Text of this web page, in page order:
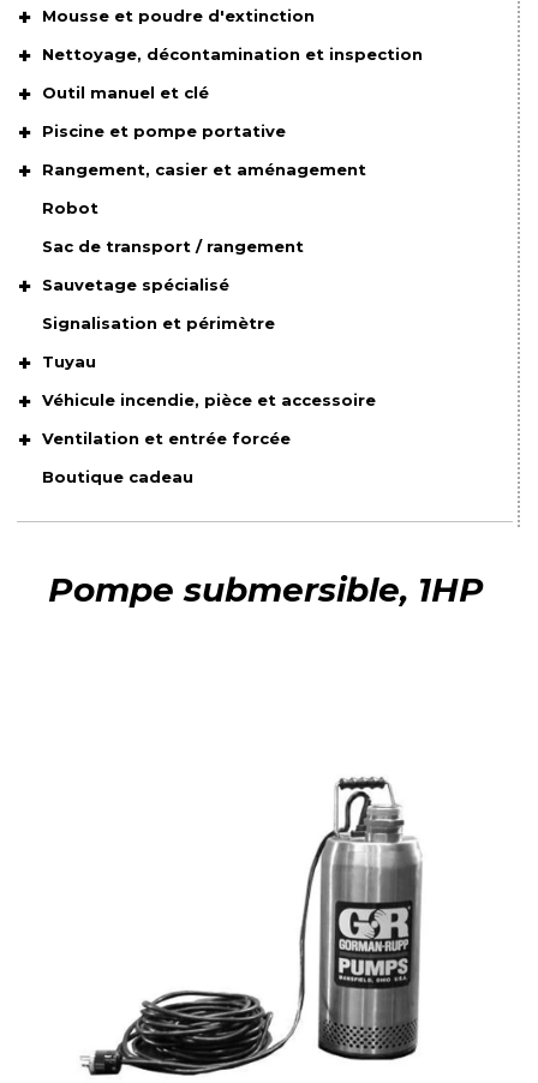
Mousse et poudre d'extinction
Nettoyage, décontamination et inspection
Outil manuel et clé
Piscine et pompe portative
Rangement, casier et aménagement
Robot
Sac de transport / rangement
Sauvetage spécialisé
Signalisation et périmètre
Tuyau
Véhicule incendie, pièce et accessoire
Ventilation et entrée forcée
Boutique cadeau
Pompe submersible, 1HP